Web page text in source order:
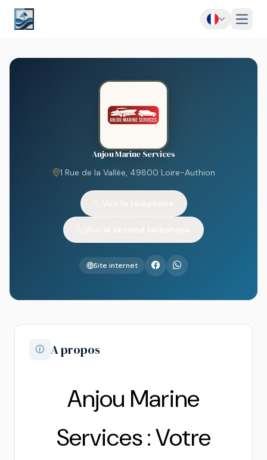
Menu
Anjou Marine Services
1 Rue de la Vallée, 49800 Loire-Authion
Site internet
A propos
Anjou Marine
Services : Votre